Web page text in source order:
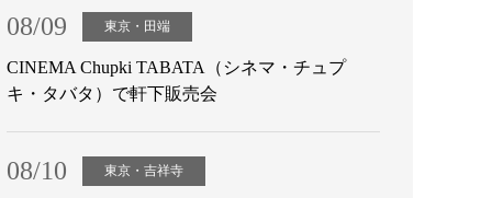
08/09 東京・田端
CINEMA Chupki TABATA（シネマ・チュプ
キ・タバタ）で軒下販売会
08/10 東京・吉祥寺